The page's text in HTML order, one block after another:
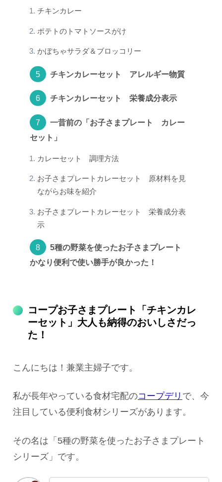
チキンカレー
ポテトのトマトソースがけ
かぼちゃサラダ＆ブロッコリー
チキンカレーセット アレルギー物質
チキンカレーセット 栄養成分表示
一昔前の「お子さまプレート カレー
セット」
カレーセット 調理方法
お子さまプレートカレーセット 原材料を見
ながらお味を紹介
お子さまプレートカレーセット 栄養成分表
示
5種の野菜を使ったお子さまプレート
かなり便利で使い勝手が良かった！
コープお子さまプレート「チキンカレ
ーセット」大人も納得のおいしさだっ
た！
こんにちは！兼業主婦子です。
私が長年やっている食材宅配のコープデリ で、今
注目している便利食材シリーズがあります。
その名は「5種の野菜を使ったお子さまプレート
シリーズ」です。